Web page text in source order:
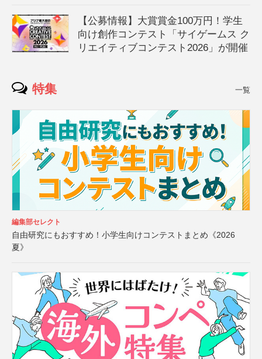
【公募情報】大賞賞金100万円！学生
向け創作コンテスト「サイゲームス ク
リエイティブコンテスト2026」が開催
特集 一覧
編集部セレクト
自由研究にもおすすめ！小学生向けコンテストまとめ《2026
夏》